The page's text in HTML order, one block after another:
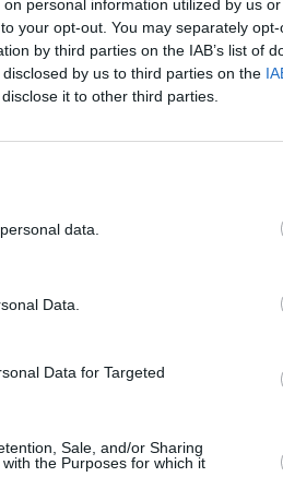
personal information utilized by us
your opt-out. You may separately
by third parties on the IAB’s list of
by us to third parties on the
it to other third parties.
data.
Data.
Data for Targeted
Sale, and/or Sharing
the Purposes for which it
über Land zur nächsten
die beiden in einer Tankstelle einen
Freunde, noch Ines Geier,
umgebracht haben
Lager mit geklauten Airbags und
Offenbar war der Mann im großen
Auf der Suche nach einem Komplizen
Dort raubt Handwerker Lutz Tröger
sich auch noch als Neffe des
Onkels verwickelt ist. Als Hubert und
Yazid entdecken, nehmen die
auch Revierleiter Girwidz
er Hubert und Staller auf die richtige
...